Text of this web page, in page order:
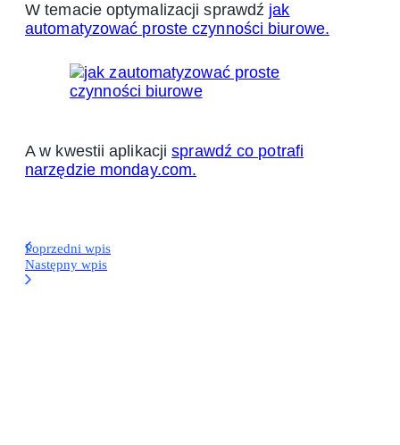
W temacie optymalizacji sprawdź jak
automatyzować proste czynności biurowe.
A w kwestii aplikacjisprawdź co potrafi
narzędzie monday.com.
Poprzedni wpis
Następny wpis